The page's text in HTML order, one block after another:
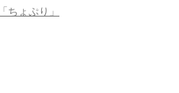
ちょぷり」